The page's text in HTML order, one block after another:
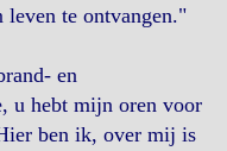
te ontvangen."
en
u hebt mijn oren voor
ben ik, over mij is